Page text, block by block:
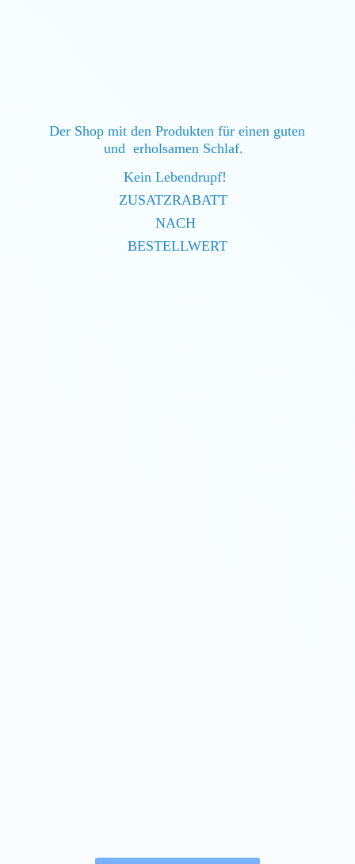
Der Shop mit den Produkten für einen guten
und erholsamen Schlaf.
Kein Lebendrupf!
ZUSATZRABATT
NACH
BESTELLWERT